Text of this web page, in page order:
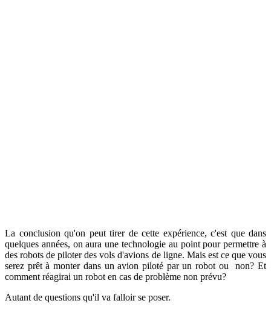
La conclusion qu'on peut tirer de cette expérience, c'est que dans
quelques années, on aura une technologie au point pour permettre à
des robots de piloter des vols d'avions de ligne. Mais est ce que vous
serez prêt à monter dans un avion piloté par un robot ou non? Et
comment réagirai un robot en cas de problème non prévu?
Autant de questions qu'il va falloir se poser.